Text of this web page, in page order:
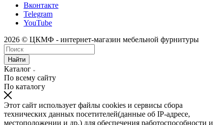
Вконтакте
Telegram
YouTube
2026 © ЦКМФ - интернет-магазин мебельной фурнитуры
Найти
Каталог
По всему сайту
По каталогу
Этот сайт использует файлы cookies и сервисы сбора
технических данных посетителей(данные об IP-адресе,
местоположении и др.) для обеспечения работоспособности и